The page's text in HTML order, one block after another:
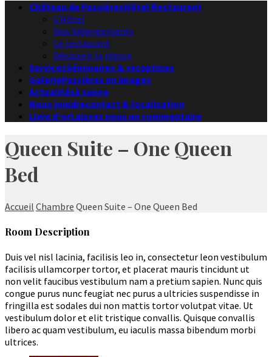
Château de PassièresHôtel Restaurant
L’Hôtel
Nos hébergements
Le restaurant
Découvrir la région
ServicesSéminaires & receptions
GaleriePassières en images
Actualitésà suivre
Nous joindrecontact & localisation
Livre d’orLaissez nous un commentaire
Queen Suite – One Queen
Bed
Accueil Chambre Queen Suite – One Queen Bed
Room Description
Duis vel nisl lacinia, facilisis leo in, consectetur leon vestibulum
facilisis ullamcorper tortor, et placerat mauris tincidunt ut
non velit faucibus vestibulum nam a pretium sapien. Nunc quis
congue purus nunc feugiat nec purus a ultricies suspendisse in
fringilla est sodales dui non mattis tortor volutpat vitae. Ut
vestibulum dolor et elit tristique convallis. Quisque convallis
libero ac quam vestibulum, eu iaculis massa bibendum morbi
ultrices.